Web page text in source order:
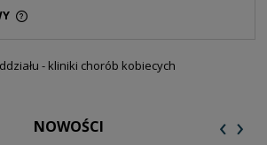
- kliniki chorób kobiecych
NOWOŚCI ‹ ›